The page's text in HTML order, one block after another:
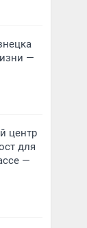
—
центр
для
—